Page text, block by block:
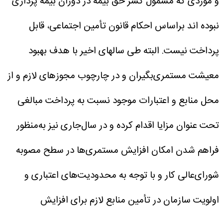
نبوده اند براساس احکام قانون تأمین اجتماعی، قابل
پرداخت نیست. البته طی سالهای اخیر با هدف بهبود
معیشت مستمری‌بگیران و در چارچوب مجوزهای لازم و از
محل منابع و اعتبارات موجود نسبت به پرداخت مبالغی
تحت عنوان مزایا اقدام کرده و در سال‌جاری نیز به‌منظور
فراهم شدن امکان افزایش مستمری‌ها در سطح مصوبه
شورای‌عالی کار و با توجه به محدودیت‌های اعتباری و
اولویت سازمان در تأمین منابع لازم برای افزایش